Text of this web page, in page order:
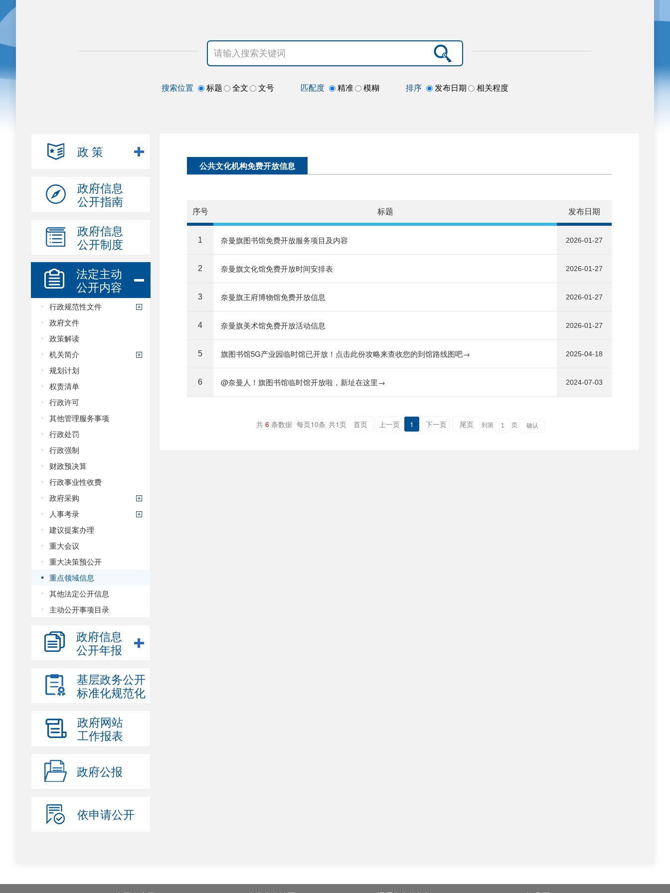
搜索位置 标题 全文 文号 匹配度 精准 模糊 排序 发布日期 相关程度
政 策
政府信息
公开指南
政府信息
公开制度
法定主动
公开内容
行政规范性文件
政府文件
政策解读
机关简介
规划计划
权责清单
行政许可
其他管理服务事项
行政处罚
行政强制
财政预决算
行政事业性收费
政府采购
人事考录
建议提案办理
重大会议
重大决策预公开
重点领域信息
其他法定公开信息
主动公开事项目录
政府信息
公开年报
基层政务公开
标准化规范化
政府网站
工作报表
政府公报
依申请公开
公共文化机构免费开放信息
序号 标题 发布日期
1 奈曼旗图书馆免费开放服务项目及内容 2026-01-27
2 奈曼旗文化馆免费开放时间安排表 2026-01-27
3 ​奈曼旗王府博物馆免费开放信息 2026-01-27
4 奈曼旗美术馆免费开放活动信息 2026-01-27
5 旗图书馆5G产业园临时馆已开放！点击此份攻略来查收您的到馆路线图吧→ 2025-04-18
6 @奈曼人！旗图书馆临时馆开放啦，新址在这里→ 2024-07-03
共 6 条数据 每页10条 共1页 首页 上一页 1 下一页 尾页 到第 页